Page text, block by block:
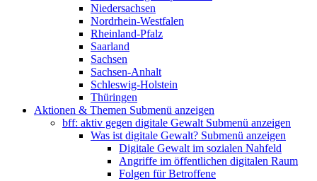
Niedersachsen
Nordrhein-Westfalen
Rheinland-Pfalz
Saarland
Sachsen
Sachsen-Anhalt
Schleswig-Holstein
Thüringen
Aktionen & Themen Submenü anzeigen
bff: aktiv gegen digitale Gewalt Submenü anzeigen
Was ist digitale Gewalt? Submenü anzeigen
Digitale Gewalt im sozialen Nahfeld
Angriffe im öffentlichen digitalen Raum
Folgen für Betroffene